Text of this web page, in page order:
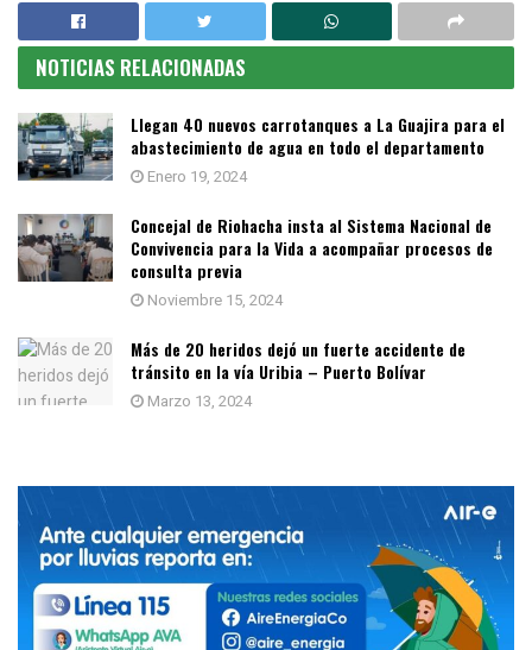
NOTICIAS RELACIONADAS
Llegan 40 nuevos carrotanques a La Guajira para el
abastecimiento de agua en todo el departamento
Enero 19, 2024
Concejal de Riohacha insta al Sistema Nacional de
Convivencia para la Vida a acompañar procesos de
consulta previa
Noviembre 15, 2024
Más de 20 heridos dejó un fuerte accidente de
tránsito en la vía Uribia – Puerto Bolívar
Marzo 13, 2024